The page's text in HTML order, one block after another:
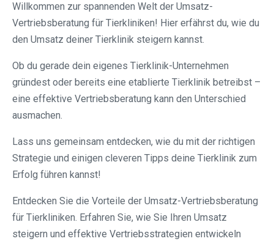
Willkommen zur spannenden Welt der Umsatz-
Vertriebsberatung für Tierkliniken! Hier erfährst du, wie du
den Umsatz deiner Tierklinik steigern kannst.
Ob du gerade dein eigenes Tierklinik-Unternehmen
gründest oder bereits eine etablierte Tierklinik betreibst –
eine effektive Vertriebsberatung kann den Unterschied
ausmachen.
Lass uns gemeinsam entdecken, wie du mit der richtigen
Strategie und einigen cleveren Tipps deine Tierklinik zum
Erfolg führen kannst!
Entdecken Sie die Vorteile der Umsatz-Vertriebsberatung
für Tierkliniken. Erfahren Sie, wie Sie Ihren Umsatz
steigern und effektive Vertriebsstrategien entwickeln